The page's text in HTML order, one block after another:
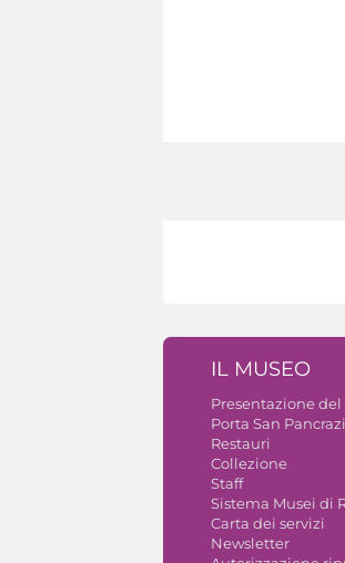
IL MUSEO
Presentazione
Porta San
Restauri
Collezione
Staff
Sistema Musei di
Carta dei servizi
Newsletter